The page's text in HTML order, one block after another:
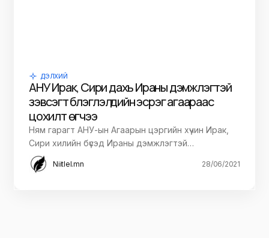
ДЭЛХИЙ
АНУ Ирак, Сири дахь Ираны дэмжлэгтэй
зэвсэгт бүлэглэлүүдийн эсрэг агаараас
цохилт өгчээ
Ням гарагт АНУ-ын Агаарын цэргийн хүчин Ирак,
Сири хилийн бүсэд Ираны дэмжлэгтэй…
Niitlel.mn 28/06/2021